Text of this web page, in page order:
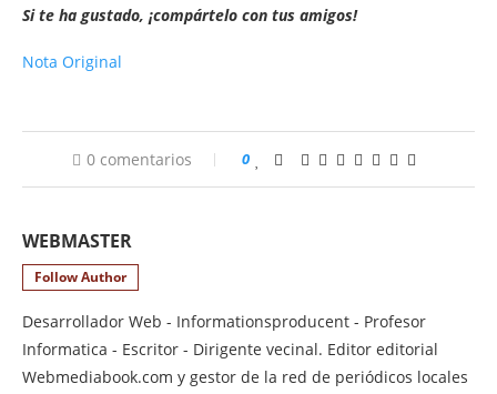
Si te ha gustado, ¡compártelo con tus amigos!
Nota Original
0 comentarios 0
WEBMASTER
Follow Author
Desarrollador Web - Informationsproducent - Profesor
Informatica - Escritor - Dirigente vecinal. Editor editorial
Webmediabook.com y gestor de la red de periódicos locales